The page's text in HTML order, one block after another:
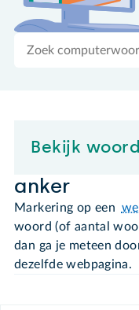
Zoek
Bekijk
anker
Markering op een
woord (of aantal
dan ga je meteen
dezelfde webpagina.